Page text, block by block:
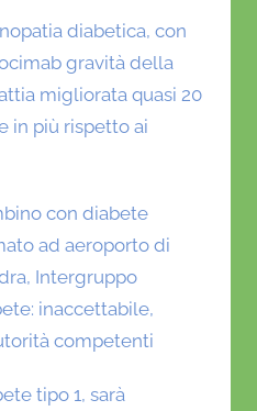
diabetica, con
gravità della
migliorata quasi 20
in più rispetto ai
con diabete
ad aeroporto di
Intergruppo
inaccettabile,
competenti
tipo 1, sarà